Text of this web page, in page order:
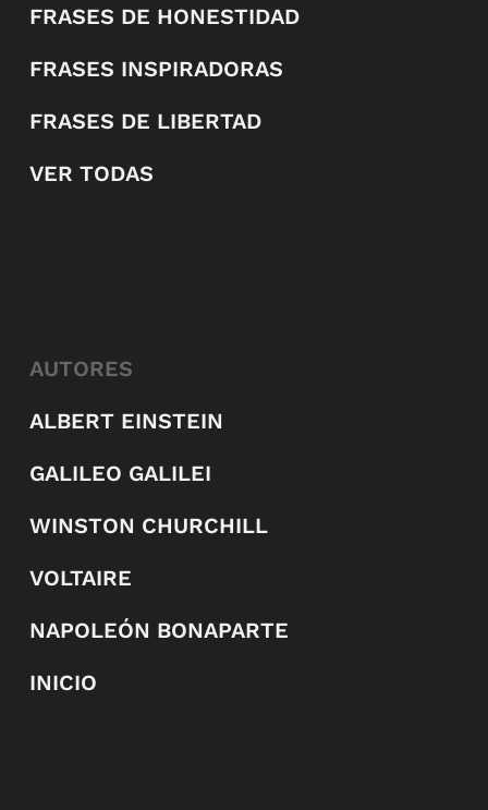
FRASES DE HONESTIDAD
FRASES INSPIRADORAS
FRASES DE LIBERTAD
VER TODAS
AUTORES
ALBERT EINSTEIN
GALILEO GALILEI
WINSTON CHURCHILL
VOLTAIRE
NAPOLEÓN BONAPARTE
INICIO